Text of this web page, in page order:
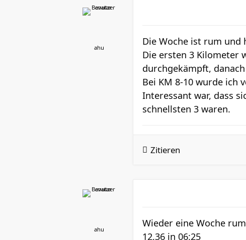
ahu
Die Woche ist rum und
Die ersten 3 Kilometer
durchgekämpft,
Bei KM 8-10 wurde ich
Interessant war, dass
schnellsten 3 waren.
Zitieren
ahu
Wieder eine Woche
12,36 in 06:25